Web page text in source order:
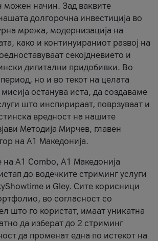
можен начин. Зад ваквите
долгорочна инвестиција во
мрежа, модернизација на
како и континуираниот развој на
секојдневието и
дигитални придобивки. Во
но и во текот на целата
останува иста, да создаваме
што инспирираат, поврзуваат и
вредност на нашите
Методија Мирчев, главен
на А1 Македонија.
на A1 Combo, А1 Македонија
до водечките стриминг услуги
и Gley. Сите корисници
во согласност со
што го користат, имаат уникатна
да изберат до 2 стриминг
да променат една по истекот на